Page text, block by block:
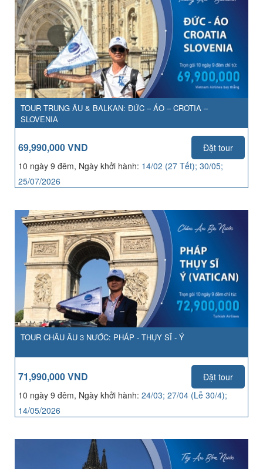
TOUR TRUNG ÂU & BALKAN: ĐỨC – ÁO – CROTIA –
SLOVENIA
69,990,000 VND
Đặt tour
10 ngày 9 đêm, Ngày khởi hành: 14/02 (27 Tết); 30/05;
25/07/2026
TOUR CHÂU ÂU 3 NƯỚC: PHÁP - THỤY SĨ - Ý
71,990,000 VND
Đặt tour
10 ngày 9 đêm, Ngày khởi hành: 24/03; 27/04 (Lễ 30/4);
14/05/2026